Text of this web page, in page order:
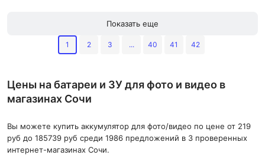
Показать еще
1 2 3 ... 40 41 42
Цены на батареи и ЗУ для фото и видео в
магазинах Сочи
Вы можете купить аккумулятор для фото/видео по цене от 219
руб до 185739 руб среди 1986 предложений в 3 проверенных
интернет-магазинах Сочи.